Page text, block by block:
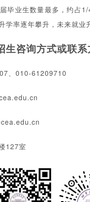
毕业生数量最多，约占
学率逐年攀升，未来就业
生咨询方式或联
、010-61209710
127室